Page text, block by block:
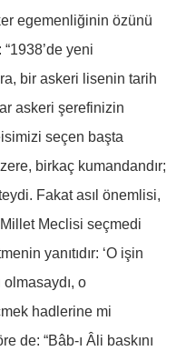
egemenliğinin özünü
yeni
bir askeri lisenin tarih
askeri şerefinizin
seçen başta
birkaç kumandandır;
Fakat asıl önemlisi,
Meclisi seçmedi
yanıtıdır: ‘O işin
o
hadlerine mi
de: “Bâb-ı Âli baskını